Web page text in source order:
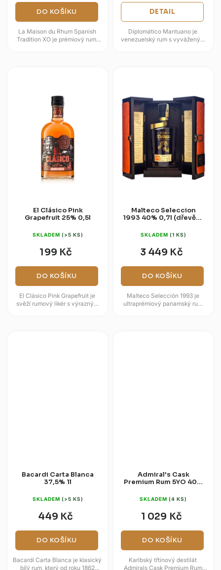
DO KOŠÍKU
La Maison du Rhum Spanish
Tradition XO je prémiový rum,
DETAIL
Diplomático Mantuano je
venezuelský rum s vyváženým
El Clásico Pink
Grapefruit 25% 0,5l
SKLADEM (>5 KS)
199 Kč
DO KOŠÍKU
El Clásico Pink Grapefruit je
svěží rumový likér s výrazným
Malteco Seleccion
1993 40% 0,7l (dřevěná
SKLADEM (1 KS)
3 449 Kč
DO KOŠÍKU
Malteco Selección 1993 je
ultraprémiový panamský rum
Bacardi Carta Blanca
37,5% 1l
SKLADEM (>5 KS)
449 Kč
DO KOŠÍKU
Bacardi Carta Blanca je klasický
bílý rum, který od roku 1862
Admiral's Cask
Premium Rum 5YO 40%
SKLADEM (4 KS)
1 029 Kč
DO KOŠÍKU
Karibský třtinový destilát
Admirals Cask Premium Rum